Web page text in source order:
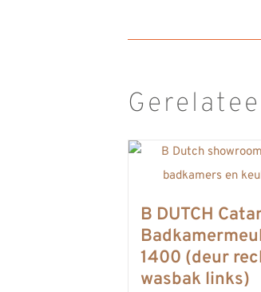
B DUTCH
1400 (deur
wasbak links)